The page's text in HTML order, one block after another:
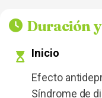
Duración
Inicio
Efecto
Síndrome de